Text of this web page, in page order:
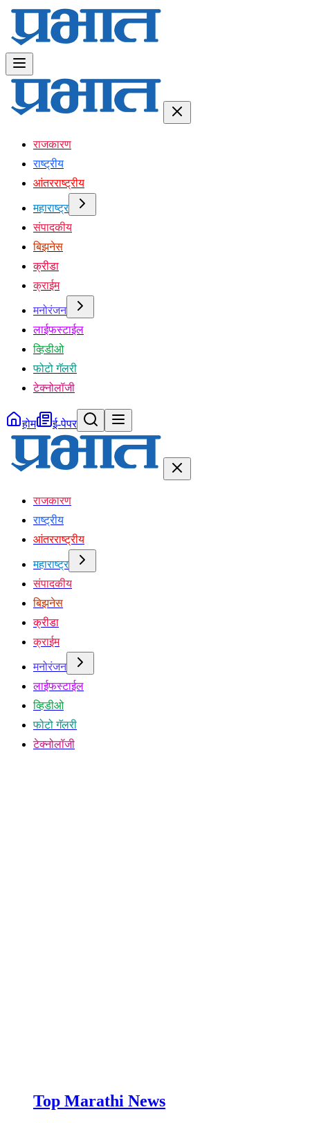
राजकारण
राष्ट्रीय
आंतरराष्ट्रीय
महाराष्ट्र
संपादकीय
बिझनेस
क्रीडा
क्राईम
मनोरंजन
लाईफस्टाईल
व्हिडीओ
फोटो गॅलरी
टेक्नोलॉजी
होम ई-पेपर
राजकारण
राष्ट्रीय
आंतरराष्ट्रीय
महाराष्ट्र
संपादकीय
बिझनेस
क्रीडा
क्राईम
मनोरंजन
लाईफस्टाईल
व्हिडीओ
फोटो गॅलरी
टेक्नोलॉजी
Top Marathi News